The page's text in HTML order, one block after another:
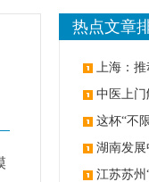
热点文章
上海：
展 中医上
这杯“不
湖南发
江苏苏州